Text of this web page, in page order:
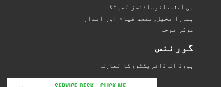
بی ایف بائوسائنسز لمیٹڈ
ہمارا تخیل, مقصد قیام اور اقدار
مرکزِ توجہ
گورننس
بورڈ آف ڈائریکٹرزکا تعارف